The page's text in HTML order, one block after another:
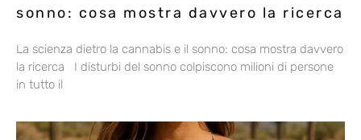
sonno: cosa mostra davvero la ricerca
La scienza dietro la cannabis e il sonno: cosa mostra davvero
la ricerca I disturbi del sonno colpiscono milioni di persone
in tutto il